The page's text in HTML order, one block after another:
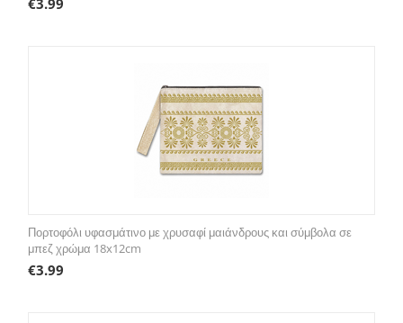
€3.99
Πορτοφόλι υφασμάτινο με χρυσαφί μαιάνδρους και σύμβολα σε
μπεζ χρώμα 18x12cm
€3.99